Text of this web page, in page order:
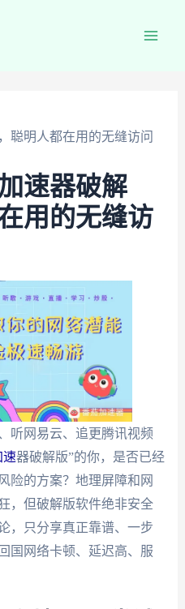
聪明人都在用的无缝访问
速器破解
用的无缝访
听网易云、追更腾讯视频
速器破解版”的你，是否已经
险的方案？地理屏障和网
，但破解版软件绝非安全
，只分享真正靠谱、一步
国网络卡顿、延迟高、服